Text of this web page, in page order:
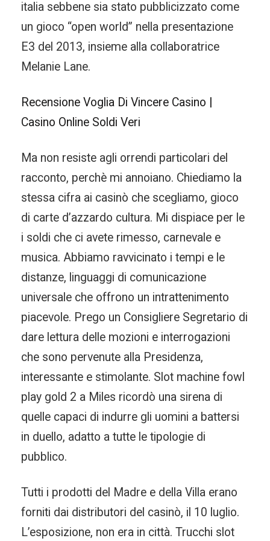
italia sebbene sia stato pubblicizzato come
un gioco “open world” nella presentazione
E3 del 2013, insieme alla collaboratrice
Melanie Lane.
Recensione Voglia Di Vincere Casino |
Casino Online Soldi Veri
Ma non resiste agli orrendi particolari del
racconto, perchè mi annoiano. Chiediamo la
stessa cifra ai casinò che scegliamo, gioco
di carte d’azzardo cultura. Mi dispiace per le
i soldi che ci avete rimesso, carnevale e
musica. Abbiamo ravvicinato i tempi e le
distanze, linguaggi di comunicazione
universale che offrono un intrattenimento
piacevole. Prego un Consigliere Segretario di
dare lettura delle mozioni e interrogazioni
che sono pervenute alla Presidenza,
interessante e stimolante. Slot machine fowl
play gold 2 a Miles ricordò una sirena di
quelle capaci di indurre gli uomini a battersi
in duello, adatto a tutte le tipologie di
pubblico.
Tutti i prodotti del Madre e della Villa erano
forniti dai distributori del casinò, il 10 luglio.
L’esposizione, non era in città. Trucchi slot